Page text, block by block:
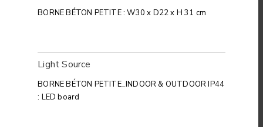
BORNE BÉTON PETITE : W30 x D22 x H 31 cm
Light Source
BORNE BÉTON PETITE_INDOOR & OUTDOOR IP44
: LED board